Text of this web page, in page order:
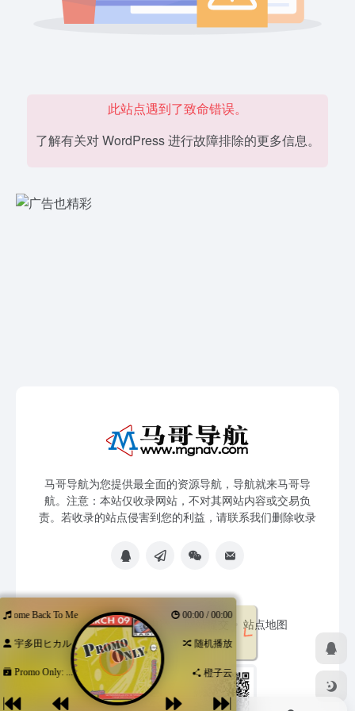
此站点遇到了致命错误。
了解有关对 WordPress 进行故障排除的更多信息。
马哥导航为您提供最全面的资源导航，导航就来马哥导
航。注意：本站仅收录网站，不对其网站内容或交易负
责。若收录的站点侵害到您的利益，请联系我们删除收录
免责声明 友链申请 站点地图
Come Back To Me 00:00 / 00:00
宇多田ヒカル 随机播放
Promo Only: ... 橙子云